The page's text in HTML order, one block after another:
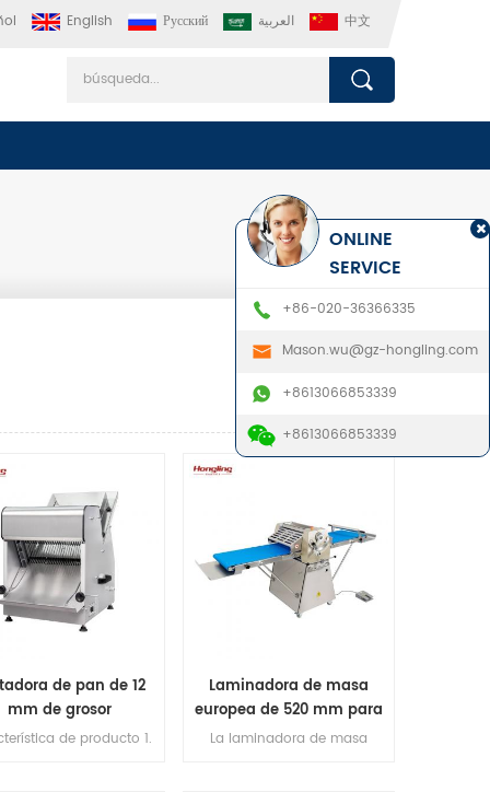
English Русский العربية 中文
de pan de 12
mm de grosor
de producto 1.
Laminadora de masa
europea de 520 mm para
panadería
La laminadora de masa
ONLINE
SERVICE
+86-020-36366335
Mason.wu@gz-hongling.com
+8613066853339
+8613066853339